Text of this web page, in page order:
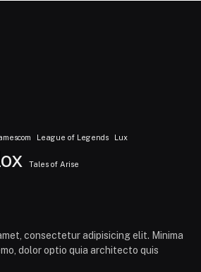
League of Legends Lux
Tales of Arise
consectetur adipisicing elit. Minima
dolor optio quia architecto quis